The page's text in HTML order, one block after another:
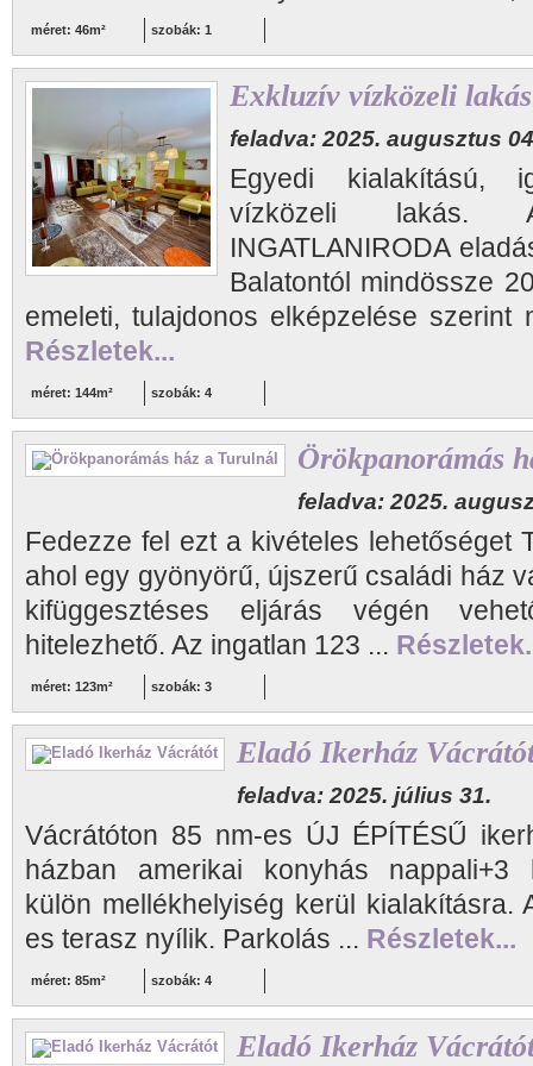
méret: 46m² szobák: 1
Exkluzív vízközeli lakás
feladva: 2025. augusztus
Egyedi kialakítású,
vízközeli lakás.
INGATLANIRODA
Balatontól mindössze
emeleti, tulajdonos elképzelése szerint
Részletek...
méret: 144m² szobák: 4
Örökpanorámás
feladva: 2025.
Fedezze fel ezt a kivételes lehetőséget
ahol egy gyönyörű, újszerű családi ház
kifüggesztéses eljárás végén
hitelezhető. Az ingatlan 123 ...
méret: 123m² szobák: 3
Eladó Ikerház
feladva: 2025. július 31.
Vácrátóton 85 nm-es ÚJ ÉPÍTÉSŰ
házban amerikai konyhás nappali+3
külön mellékhelyiség kerül kialakításra.
es terasz nyílik. Parkolás ... Részletek...
méret: 85m² szobák: 4
Eladó Ikerház